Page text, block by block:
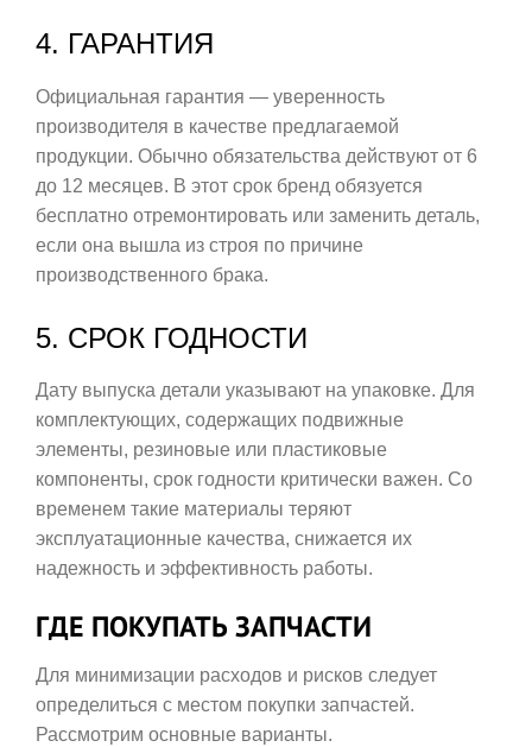
4. ГАРАНТИЯ
Официальная гарантия — уверенность
производителя в качестве предлагаемой
продукции. Обычно обязательства действуют от 6
до 12 месяцев. В этот срок бренд обязуется
бесплатно отремонтировать или заменить деталь,
если она вышла из строя по причине
производственного брака.
5. СРОК ГОДНОСТИ
Дату выпуска детали указывают на упаковке. Для
комплектующих, содержащих подвижные
элементы, резиновые или пластиковые
компоненты, срок годности критически важен. Со
временем такие материалы теряют
эксплуатационные качества, снижается их
надежность и эффективность работы.
ГДЕ ПОКУПАТЬ ЗАПЧАСТИ
Для минимизации расходов и рисков следует
определиться с местом покупки запчастей.
Рассмотрим основные варианты.